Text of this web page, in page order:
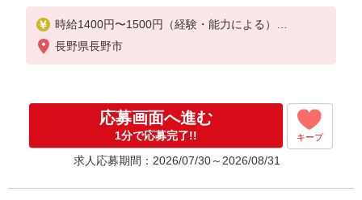
時給1400円〜1500円（経験・能力による）
※残業代支給
★交通費別途支給（規定あり）
入社祝い金10万円支給(規定有)
お友達を紹介頂くと,
インセンティブ支給(規定有)
゜・。○。・゜+゜・。○。・゜+゜
長野県長野市
応募画面へ進む
1分で応募完了!! キープ
求人応募期間：2026/07/30～2026/08/31